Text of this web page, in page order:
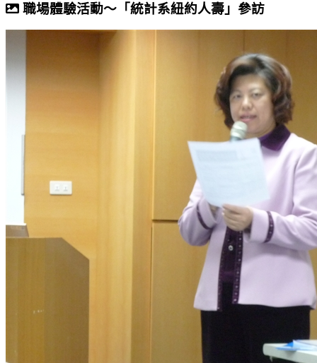
職場體驗活動～「統計系紐約人壽」參訪